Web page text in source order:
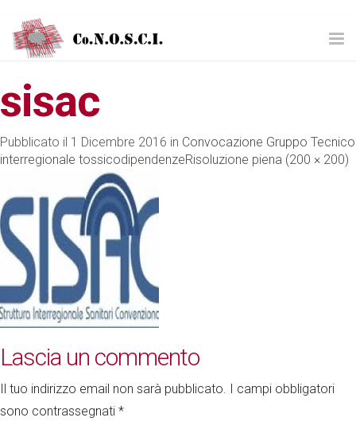
sisac
Pubblicato il 1 Dicembre 2016 in Convocazione Gruppo Tecnico
interregionale tossicodipendenzeRisoluzione piena (200 × 200)
Lascia un commento
Il tuo indirizzo email non sarà pubblicato. I campi obbligatori
sono contrassegnati *